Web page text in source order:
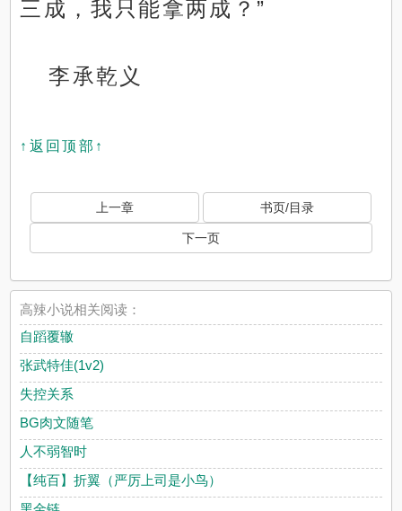
三成，我只能拿两成？”
李承乾义
↑返回顶部↑
上一章 书页/目录
下一页
高辣小说相关阅读：
自蹈覆辙
张武特佳(1v2)
失控关系
BG肉文随笔
人不弱智时
【纯百】折翼（严厉上司是小鸟）